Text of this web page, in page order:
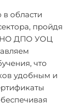
области
пройдя
АНО ДПО УОЦ
что
удобным и